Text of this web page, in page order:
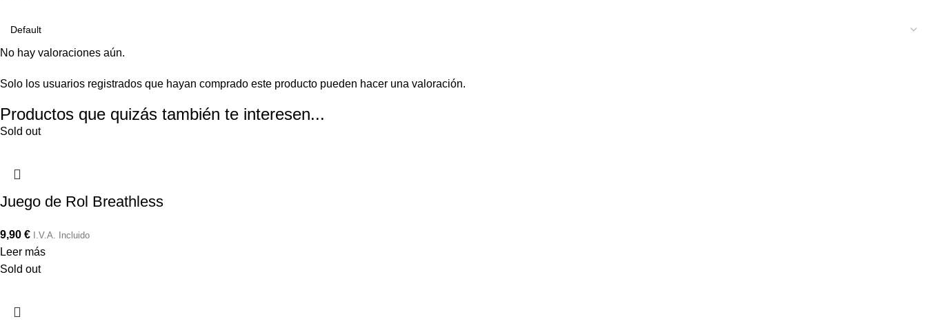
No hay valoraciones aún.
Solo los usuarios registrados que hayan comprado este producto pueden hacer una valoración.
Productos que quizás también te interesen...
Sold out
Juego de Rol Breathless
9,90 € I.V.A. Incluido
Leer más
Sold out